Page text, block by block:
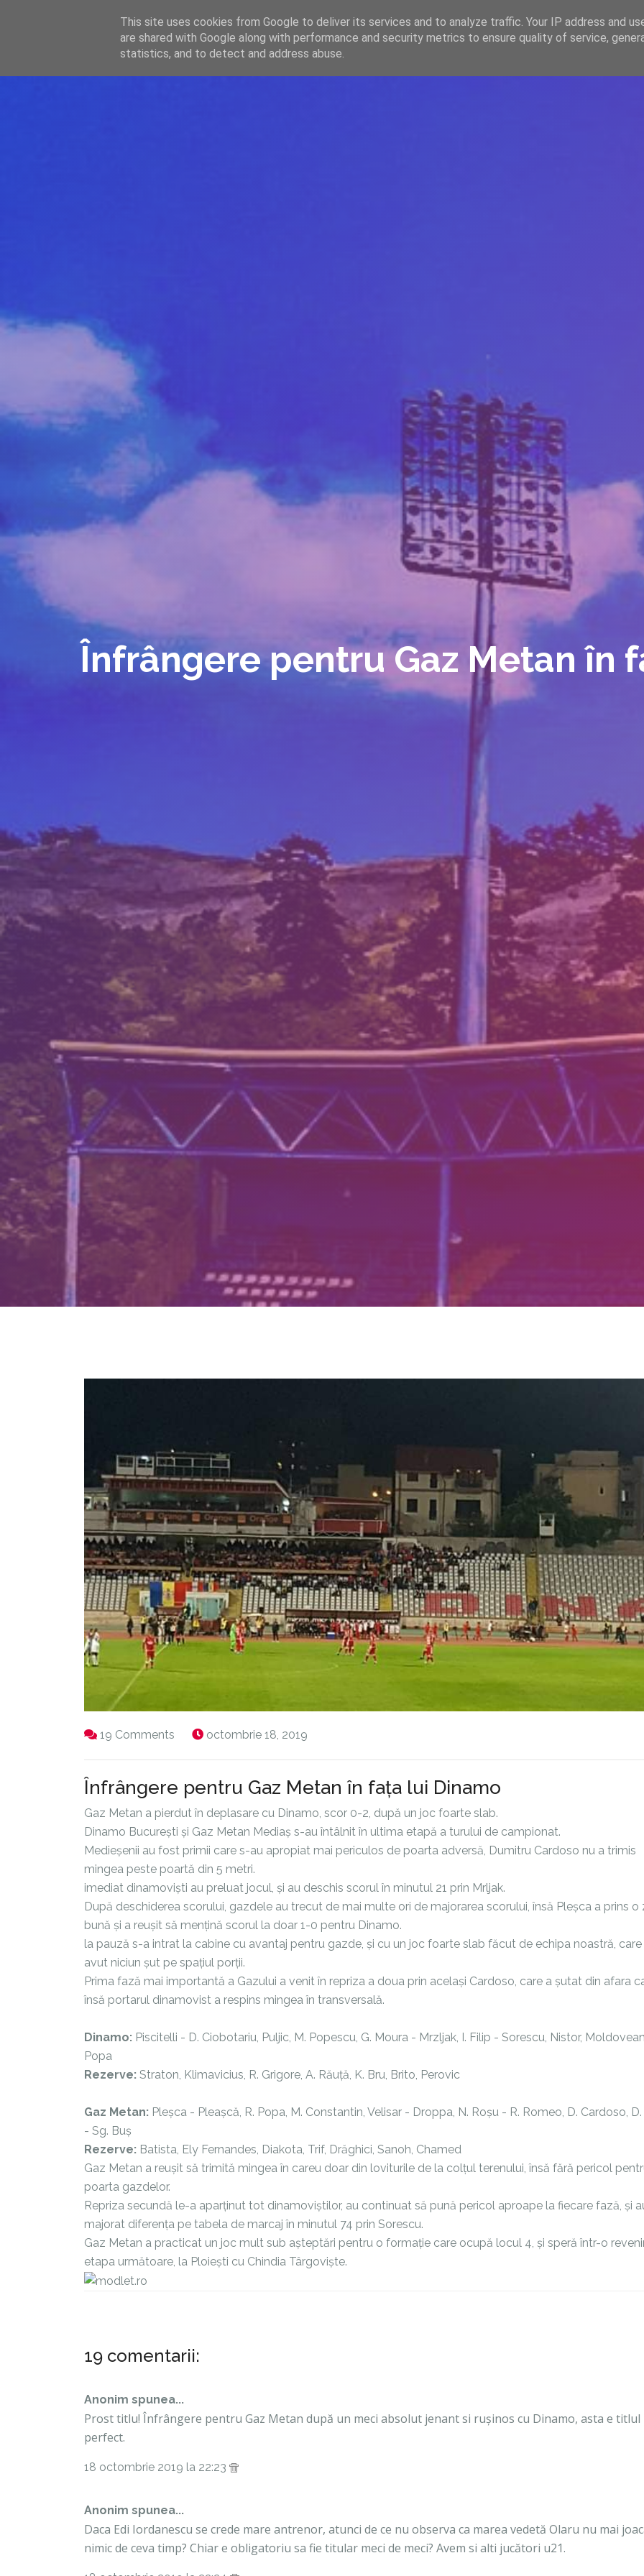
WWW.GAZISTI.RO HOME ARTICOLE DESPRE ECHIPĂ
Înfrângere pentru Gaz Metan în
19 Comments octombrie 18, 2019
Înfrângere pentru Gaz Metan în fața lui Dinamo
Gaz Metan a pierdut în deplasare cu Dinamo, scor 0-2, după un joc foarte slab.
Dinamo București și Gaz Metan Mediaș s-au întâlnit în ultima etapă a turului de campionat.
Medieșenii au fost primii care s-au apropiat mai periculos de poarta adversă, Dumitru Cardoso nu a trimis
mingea peste poartă din 5 metri.
imediat dinamoviști au preluat jocul, și au deschis scorul în minutul 21 prin Mrljak.
După deschiderea scorului, gazdele au trecut de mai multe ori de majorarea scorului, însă Pleșca a prins o
bună și a reușit să mențină scorul la doar 1-0 pentru Dinamo.
la pauză s-a intrat la cabine cu avantaj pentru gazde, și cu un joc foarte slab făcut de echipa noastră, care
avut niciun șut pe spațiul porții.
Prima fază mai importantă a Gazului a venit în repriza a doua prin același Cardoso, care a șutat din afara
însă portarul dinamovist a respins mingea în transversală.
Dinamo: Piscitelli - D. Ciobotariu, Puljic, M. Popescu, G. Moura - Mrzljak, I. Filip - Sorescu, Nistor,
Popa
Rezerve: Straton, Klimavicius, R. Grigore, A. Răuță, K. Bru, Brito, Perovic
Gaz Metan: Pleșca - Pleașcă, R. Popa, M. Constantin, Velisar - Droppa, N. Roșu - R. Romeo, D. Cardoso,
- Sg. Buș
Rezerve: Batista, Ely Fernandes, Diakota, Trif, Drăghici, Sanoh, Chamed
Gaz Metan a reușit să trimită mingea în careu doar din loviturile de la colțul terenului, însă fără pericol
poarta gazdelor.
Repriza secundă le-a aparținut tot dinamoviștilor, au continuat să pună pericol aproape la fiecare fază, și
majorat diferența pe tabela de marcaj în minutul 74 prin Sorescu.
Gaz Metan a practicat un joc mult sub așteptări pentru o formație care ocupă locul 4, și speră într-o
etapa următoare, la Ploiești cu Chindia Târgoviște.
19 comentarii:
Anonim spunea...
Prost titlu! Înfrângere pentru Gaz Metan după un meci absolut jenant si rușinos cu Dinamo, asta e titlul
perfect.
18 octombrie 2019 la 22:23
Anonim spunea...
Daca Edi Iordanescu se crede mare antrenor, atunci de ce nu observa ca marea vedetă Olaru nu mai
nimic de ceva timp? Chiar e obligatoriu sa fie titular meci de meci? Avem si alti jucători u21.
This site uses cookies from Google to deliver its services and to analyze traffic. Your IP address and
are shared with Google along with performance and security metrics to ensure quality of service,
statistics, and to detect and address abuse.